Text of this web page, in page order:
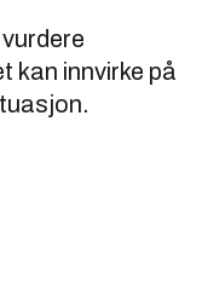
kan innvirke på